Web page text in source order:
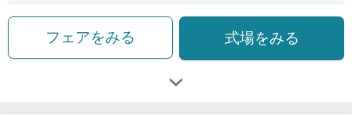
フェアをみる 式場をみる